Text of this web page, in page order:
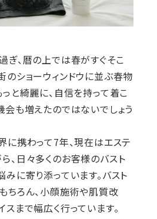
ぎ、暦の上では春がすぐそこ
のショーウィンドウに並ぶ春物
っと綺麗に、自信を持って着こ
会も増えたのではないでしょう
に携わって7年、現在はエステ
、日々多くのお客様のバスト
みに寄り添っています。バスト
ちろん、小顔施術や肌質改
まで幅広く行っています。